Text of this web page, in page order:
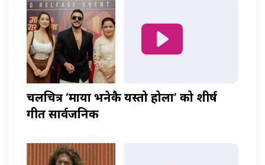
चलचित्र ‘माया भनेकै यस्तो होला’ को शीर्ष
गीत सार्वजनिक